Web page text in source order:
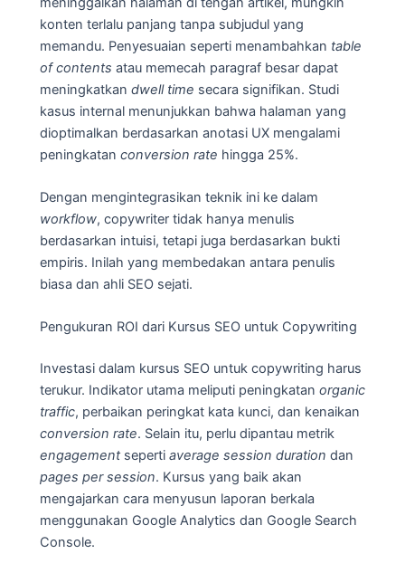
konten terlalu panjang tanpa subjudul yang
memandu. Penyesuaian seperti menambahkan table
of contents atau memecah paragraf besar dapat
meningkatkan dwell time secara signifikan. Studi
kasus internal menunjukkan bahwa halaman yang
dioptimalkan berdasarkan anotasi UX mengalami
peningkatan conversion rate hingga 25%.
Dengan mengintegrasikan teknik ini ke dalam
workflow, copywriter tidak hanya menulis
berdasarkan intuisi, tetapi juga berdasarkan bukti
empiris. Inilah yang membedakan antara penulis
biasa dan ahli SEO sejati.
Pengukuran ROI dari Kursus SEO untuk Copywriting
Investasi dalam kursus SEO untuk copywriting harus
terukur. Indikator utama meliputi peningkatan organic
traffic, perbaikan peringkat kata kunci, dan kenaikan
conversion rate. Selain itu, perlu dipantau metrik
engagementseperti average session duration dan
pages per session. Kursus yang baik akan
mengajarkan cara menyusun laporan berkala
menggunakan Google Analytics dan Google Search
Console.